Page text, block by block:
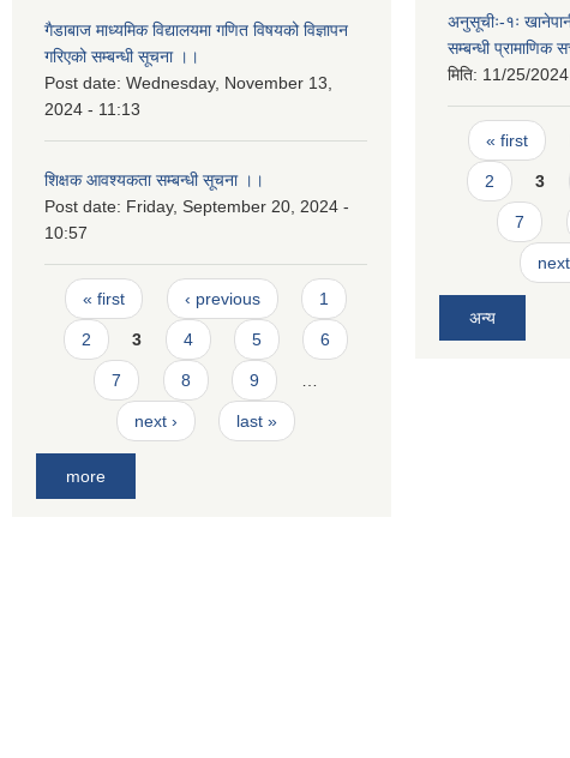
गैडाबाज माध्यमिक विद्यालयमा गणित विषयको विज्ञापन
गरिएको सम्बन्धी सूचना ।।
Post date: Wednesday, November 13,
2024 - 11:13
शिक्षक आवश्यकता सम्बन्धी सूचना ।।
Post date: Friday, September 20, 2024 -
10:57
Pages
« first ‹ previous 1
2 3 4 5 6
7 8 9
next › last »
more
अनुसूचीः-१ः
सम्बन्धी प्रामाणिक
मिति: 11/25/
Pages
« first
2 3
7
अन्य